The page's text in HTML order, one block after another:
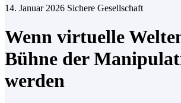
14. Januar 2026 Sichere Gesellschaft
Wenn virtuelle
Bühne der
werden